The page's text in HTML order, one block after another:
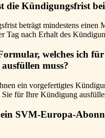
die Kündigungsfrist
beträgt mindestens einen
Tag nach Erhalt des
welches ich
muss?
ein vorgefertigtes
Sie für Ihre Kündigung
SVM-Europa-